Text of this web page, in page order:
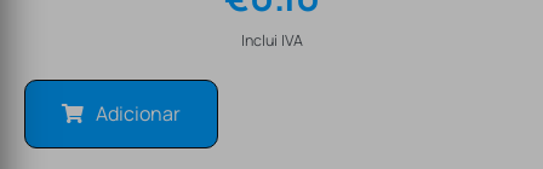
Inclui IVA
Adicionar